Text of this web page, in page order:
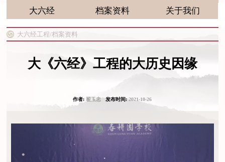
大六经
档案资料 关于我们
大六经工程/档案资料
大《六经》工程的大历史因缘
作者:翟玉忠发布时间:2021-10-26